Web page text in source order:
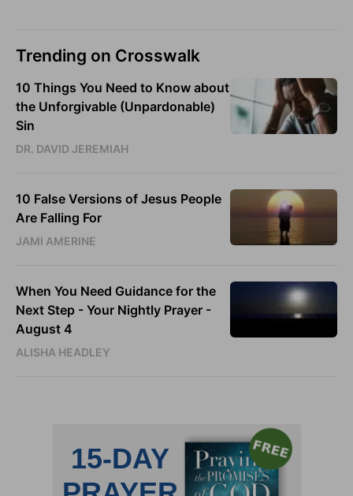
Trending on Crosswalk
10 Things You Need to Know about
the Unforgivable (Unpardonable)
Sin
DR. DAVID JEREMIAH
10 False Versions of Jesus People
Are Falling For
JAMI AMERINE
When You Need Guidance for the
Next Step - Your Nightly Prayer -
August 4
ALISHA HEADLEY